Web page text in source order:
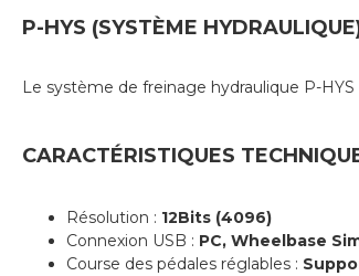
P-HYS (SYSTÈME
Le système de freinage hydraulique P-
CARACTÉRISTIQUES
Résolution : 12Bits (4096)
Connexion USB : PC, Wheelbase
Course des pédales réglables :